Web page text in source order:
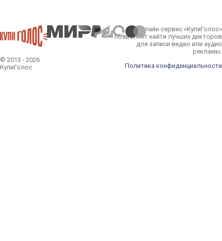
© 2013 - 2026
КупиГолос
Онлайн сервис «КупиГолос»
позволяет найти лучших дикторов
для записи видео или аудио
рекламы.
Политика конфиденциальности